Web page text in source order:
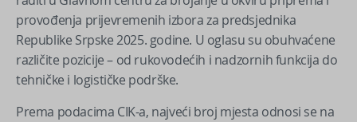
provođenja prijevremenih izbora za predsjednika
Republike Srpske 2025. godine. U oglasu su obuhvaćene
različite pozicije – od rukovodećih i nadzornih funkcija do
tehničke i logističke podrške.
Prema podacima CIK-a, najveći broj mjesta odnosi se na